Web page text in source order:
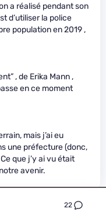
22
a réalisé pendant son
d’utiliser la police
population en 2019 ,
, de Erika Mann ,
en ce moment
mais j’ai eu
une préfecture (donc,
que j’y ai vu était
avenir.